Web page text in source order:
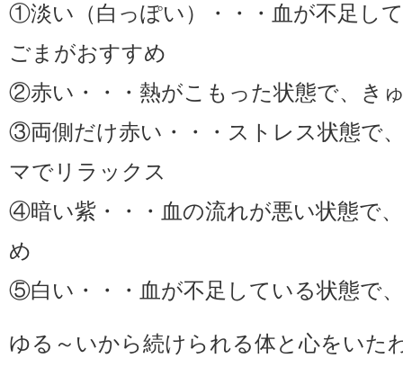
①淡い（白っぽい）・・・血が不足し
ごまがおすすめ
②赤い・・・熱がこもった状態で、き
③両側だけ赤い・・・ストレス状態で
マでリラックス
④暗い紫・・・血の流れが悪い状態で
め
⑤白い・・・血が不足している状態で
ゆる～いから続けられる体と心をいた